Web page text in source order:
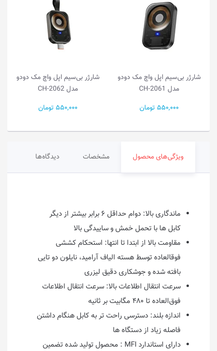
شارژر بی‌سیم اپل واچ مک دودو
مدل CH-2061
550,000 تومان
شارژر بی‌سیم اپل واچ مک دودو
مدل CH-2062
550,000 تومان
ویژگی‌های محصول مشخصات دیدگاه‌ها
ماندگاری بالا: دوام حداقل ۶ برابر بیشتر از دیگر
کابل ها با تحمل خمش و ساییدگی بالا
مقاومت بالا از ابتدا تا انتها: استحکام کششی
فوقالعاده توسط هسته الیاف آرامید، نایلون دو تایی
بافته شده و جوشکاری دقیق لیزری
سرعت انتقال اطلاعات بالا: سرعت انتقال اطلاعات
فوق‌العاده تا ۴۸۰ مگابیت بر ثانیه
اندازه بلند: دسترسی راحت تر به کابل هنگام داشتن
فاصله زیاد از دستگاه ها
دارای استاندارد MFI : محصول تولید شده تضمین